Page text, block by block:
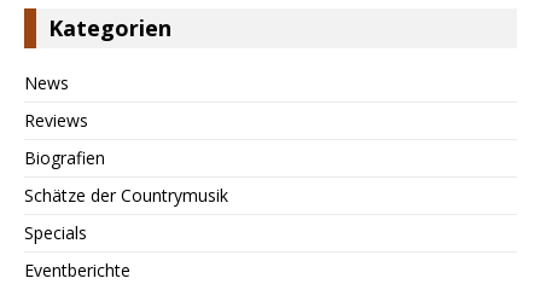
Kategorien
News
Reviews
Biografien
Schätze der Countrymusik
Specials
Eventberichte